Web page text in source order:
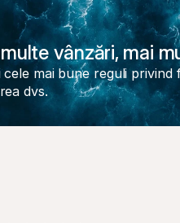
vânzări, mai
cele mai bune reguli
dvs.